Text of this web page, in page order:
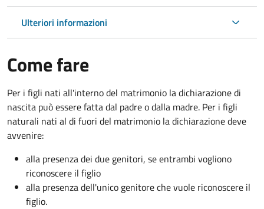
Ulteriori informazioni
Come fare
Per i figli nati all'interno del matrimonio la dichiarazione di
nascita può essere fatta dal padre o dalla madre. Per i figli
naturali nati al di fuori del matrimonio la dichiarazione deve
avvenire:
alla presenza dei due genitori, se entrambi vogliono
riconoscere il figlio
alla presenza dell'unico genitore che vuole riconoscere il
figlio.